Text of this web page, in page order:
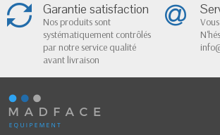
Garantie satisfaction
Nos produits sont
systématiquement contrôlés
par notre service qualité
avant livraison